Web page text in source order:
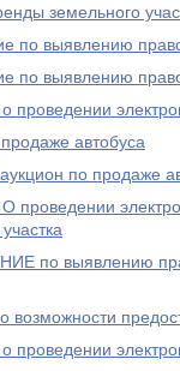
земельного
по выявлению
по выявлению
проведении
автобуса
по продаже
проведении
по выявлению
возможности
проведении